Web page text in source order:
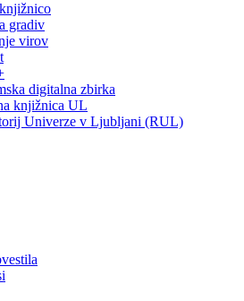
gradiv
virov
digitalna zbirka
knjižnica UL
Univerze v Ljubljani (RUL)